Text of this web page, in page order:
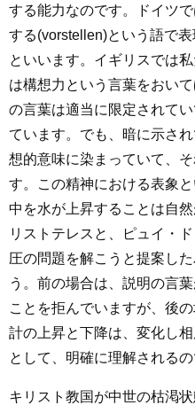
する能力なのです。ドイツ
する(vorstellen)という語で
といいます。イギリスでは
は構想力という言葉をおい
の言葉は適当に限定されて
ています。でも、暗に示さ
想的意味に染まっていて、
す。この精神における表象
中を水が上昇することは自
リストテレスと、ピュイ・
圧の問題を解こうと提案し
う。前の場合は、説明の言
ことを拒んでいますが、後
計の上昇と下降は、変化し
として、明確に理解されるの
キリスト教国が中世の枯渇